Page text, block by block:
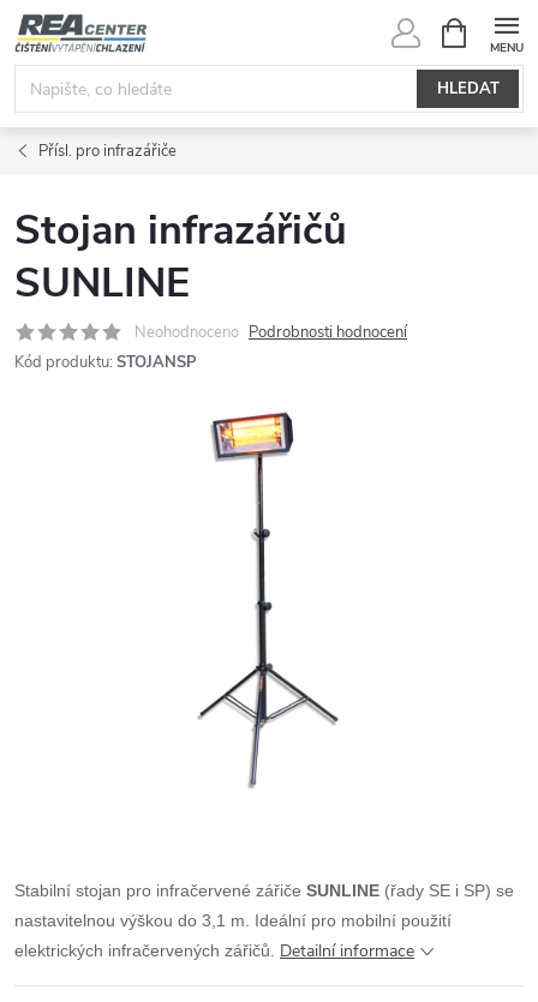
Přejít
na
obsah
HLEDAT
NÁKUPNÍ
KOŠÍK
Přísl. pro infrazářiče
Stojan infrazářičů
SUNLINE
Neohodnoceno Podrobnosti hodnocení
Kód produktu: STOJANSP
Stabilní stojan pro infračervené zářiče SUNLINE (řady SE i SP) se
nastavitelnou výškou do 3,1 m. Ideální pro mobilní použití
elektrických infračervených zářičů.
Detailní informace